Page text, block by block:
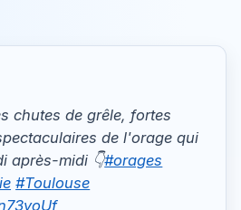
chutes de grêle, fortes
de l'orage qui
après-midi 👇#orages
#Toulouse